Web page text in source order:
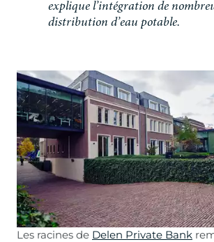
explique l’intégration de nombre
distribution d’eau potable.
Les racines de Delen Private Bank